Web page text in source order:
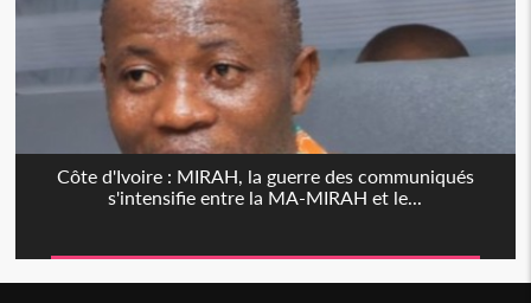
Côte d'Ivoire : MIRAH, la guerre des communiqués
s'intensifie entre la MA-MIRAH et le...